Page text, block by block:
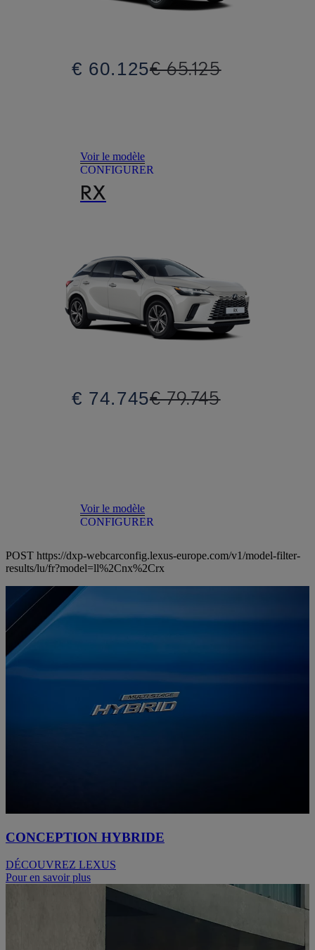
€ 60.125€ 65.125
Voir le modèle
CONFIGURER
RX
€ 74.745€ 79.745
Voir le modèle
CONFIGURER
POST https://dxp-webcarconfig.lexus-europe.com/v1/model-filter-
results/lu/fr?model=ll%2Cnx%2Crx
CONCEPTION HYBRIDE
DÉCOUVREZ LEXUS
Pour en savoir plus